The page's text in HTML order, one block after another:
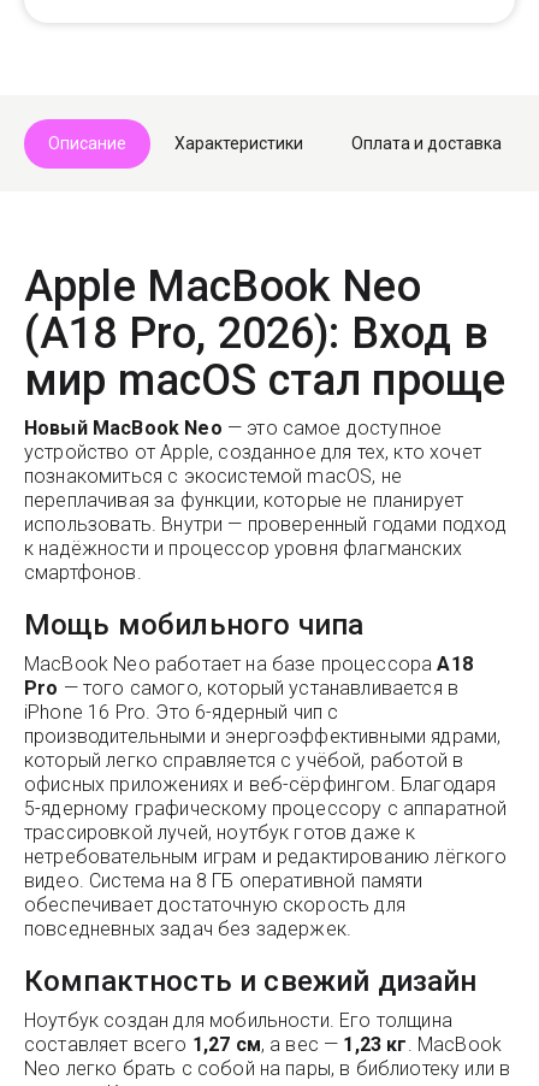
Описание Характеристики Оплата и доставка
Apple MacBook Neo
(A18 Pro, 2026): Вход в
мир macOS стал проще
Новый MacBook Neo — это самое доступное
устройство от Apple, созданное для тех, кто хочет
познакомиться с экосистемой macOS, не
переплачивая за функции, которые не планирует
использовать. Внутри — проверенный годами подход
к надёжности и процессор уровня флагманских
смартфонов.
Мощь мобильного чипа
MacBook Neo работает на базе процессораA18
Pro — того самого, который устанавливается в
iPhone 16 Pro. Это 6-ядерный чип с
производительными и энергоэффективными ядрами,
который легко справляется с учёбой, работой в
офисных приложениях и веб-сёрфингом. Благодаря
5-ядерному графическому процессору с аппаратной
трассировкой лучей, ноутбук готов даже к
нетребовательным играм и редактированию лёгкого
видео. Система на 8 ГБ оперативной памяти
обеспечивает достаточную скорость для
повседневных задач без задержек.
Компактность и свежий дизайн
Ноутбук создан для мобильности. Его толщина
составляет всего 1,27 см, а вес — 1,23 кг. MacBook
Neo легко брать с собой на пары, в библиотеку или в